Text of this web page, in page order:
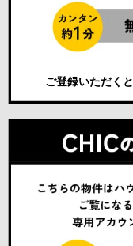
ご登録いただくと